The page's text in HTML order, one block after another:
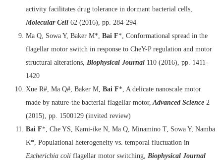
activity facilitates drug tolerance in dormant bacterial cells,
Molecular Cell 62 (2016), pp. 284-294
Ma Q, Sowa Y, Baker M*, Bai F*, Conformational spread in the
flagellar motor switch in response to CheY-P regulation and motor
structural alterations, Biophysical Journal 110 (2016), pp. 1411-
1420
Xue R#, Ma Q#, Baker M, Bai F*, A delicate nanoscale motor
made by nature-the bacterial flagellar motor, Advanced Science 2
(2015), pp. 1500129 (invited review)
Bai F*, Che YS, Kami-ike N, Ma Q, Minamino T, Sowa Y, Namba
K*, Populational heterogeneity vs. temporal fluctuation in
Escherichia coli flagellar motor switching, Biophysical Journal